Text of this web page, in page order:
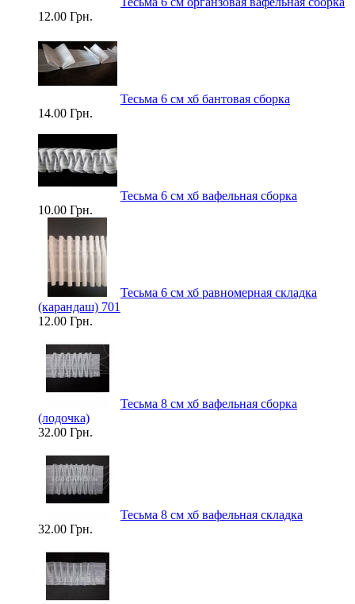
12.00 Грн.
Тесьма 6 см хб бантовая сборка
14.00 Грн.
Тесьма 6 см хб вафельная сборка
10.00 Грн.
Тесьма 6 см хб равномерная складка
(карандаш) 701
12.00 Грн.
Тесьма 8 см хб вафельная сборка
(лодочка)
32.00 Грн.
Тесьма 8 см хб вафельная складка
32.00 Грн.